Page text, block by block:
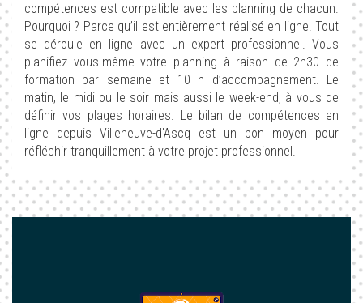
compétences est compatible avec les planning de chacun.
Pourquoi ? Parce qu’il est entièrement réalisé en ligne. Tout
se déroule en ligne avec un expert professionnel. Vous
planifiez vous-même votre planning à raison de 2h30 de
formation par semaine et 10 h d’accompagnement. Le
matin, le midi ou le soir mais aussi le week-end, à vous de
définir vos plages horaires. Le bilan de compétences en
ligne depuis Villeneuve-d'Ascq est un bon moyen pour
réfléchir tranquillement à votre projet professionnel.